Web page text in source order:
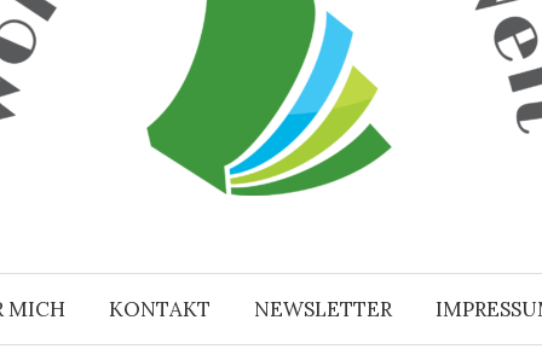
MICH KONTAKT NEWSLETTER